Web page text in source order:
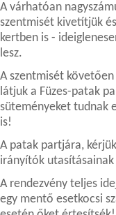
A várhatóan
szentmisét kivetítjük
kertben is -
lesz.
A szentmisét
látjuk a Füzes-patak
süteményeket tudnak
is!
A patak partjára,
irányítók
A rendezvény teljes
egy mentő esetkocsi